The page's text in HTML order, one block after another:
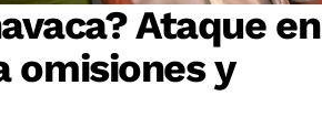
Ataque en
omisiones y